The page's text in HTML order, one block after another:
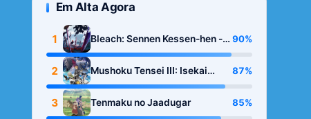
Em Alta Agora
1
Bleach: Sennen Kessen-hen -
Kashin-tan
90%
2
Mushoku Tensei III: Isekai
Ittara Honki Dasu
87%
3 Tenmaku no Jaadugar 85%